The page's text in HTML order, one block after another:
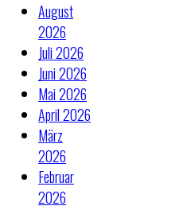
August
2026
Juli 2026
Juni 2026
Mai 2026
April 2026
März
2026
Februar
2026